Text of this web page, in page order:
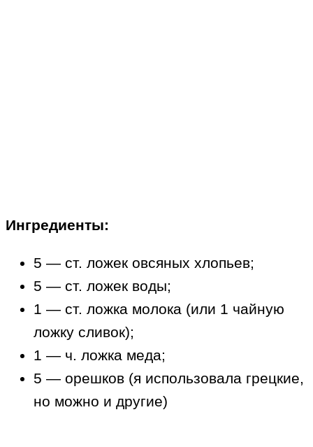
Ингредиенты:
5 — ст. ложек овсяных хлопьев;
5 — ст. ложек воды;
1 — ст. ложка молока (или 1 чайную
ложку сливок);
1 — ч. ложка меда;
5 — орешков (я использовала грецкие,
но можно и другие)